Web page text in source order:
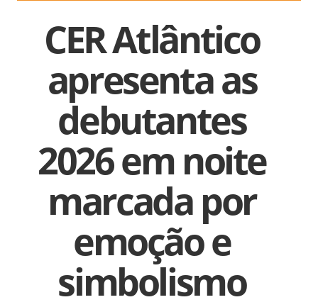
CER Atlântico
apresenta as
debutantes
2026 em noite
marcada por
emoção e
simbolismo